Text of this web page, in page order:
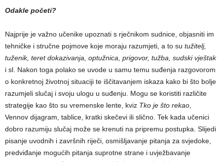
Odakle početi?
Najprije je važno učenike upoznati s rječnikom sudnice, objasniti im
tehničke i stručne pojmove koje moraju razumjeti, a to su tužitelj,
tuženik, teret dokazivanja, optužnica, prigovor, tužba, sudski vještak
i sl. Nakon toga polako se uvode u samu temu suđenja razgovorom
o konkretnoj životnoj situaciji te iščitavanjem iskaza kako bi što bolje
razumjeli slučaj i svoju ulogu u suđenju. Mogu se koristiti različite
strategije kao što su vremenske lente, kviz Tko je što rekao,
Vennov dijagram, tablice, kratki skečevi ili slično. Tek kada učenici
dobro razumiju slučaj može se krenuti na pripremu postupka. Slijedi
pisanje uvodnih i završnih riječi, osmišljavanje pitanja za svjedoke,
predviđanje mogućih pitanja suprotne strane i uvježbavanje